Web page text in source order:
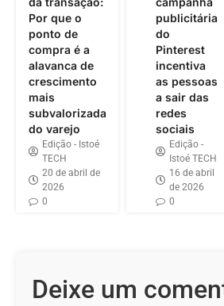
Por que o
ponto de
compra é a
alavanca de
crescimento
mais
subvalorizada
do varejo
Edição - Istoé
TECH
20 de abril de
2026
0
publicitária
do
Pinterest
incentiva
as pessoas
a sair das
redes
sociais
Edição -
Istoé TECH
16 de abril
de 2026
0
Deixe um